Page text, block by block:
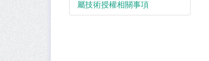
屬技術授權相關事項